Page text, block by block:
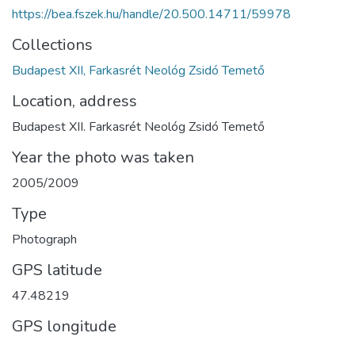
https://bea.fszek.hu/handle/20.500.14711/59978
Collections
Budapest XII, Farkasrét Neológ Zsidó Temető
Location, address
Budapest XII. Farkasrét Neológ Zsidó Temető
Year the photo was taken
2005/2009
Type
Photograph
GPS latitude
47.48219
GPS longitude